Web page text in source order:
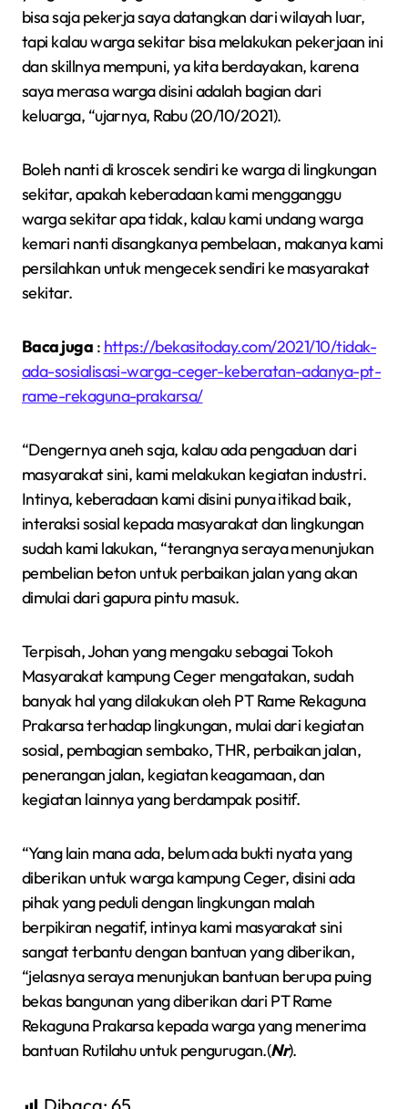
bisa saja pekerja saya datangkan dari wilayah luar,
tapi kalau warga sekitar bisa melakukan pekerjaan ini
dan skillnya mempuni, ya kita berdayakan, karena
saya merasa warga disini adalah bagian dari
keluarga, “ujarnya, Rabu (20/10/2021).
Boleh nanti di kroscek sendiri ke warga di lingkungan
sekitar, apakah keberadaan kami mengganggu
warga sekitar apa tidak, kalau kami undang warga
kemari nanti disangkanya pembelaan, makanya kami
persilahkan untuk mengecek sendiri ke masyarakat
sekitar.
Baca juga : https://bekasitoday.com/2021/10/tidak-
ada-sosialisasi-warga-ceger-keberatan-adanya-pt-
rame-rekaguna-prakarsa/
“Dengernya aneh saja, kalau ada pengaduan dari
masyarakat sini, kami melakukan kegiatan industri.
Intinya, keberadaan kami disini punya itikad baik,
interaksi sosial kepada masyarakat dan lingkungan
sudah kami lakukan, “terangnya seraya menunjukan
pembelian beton untuk perbaikan jalan yang akan
dimulai dari gapura pintu masuk.
Terpisah, Johan yang mengaku sebagai Tokoh
Masyarakat kampung Ceger mengatakan, sudah
banyak hal yang dilakukan oleh PT Rame Rekaguna
Prakarsa terhadap lingkungan, mulai dari kegiatan
sosial, pembagian sembako, THR, perbaikan jalan,
penerangan jalan, kegiatan keagamaan, dan
kegiatan lainnya yang berdampak positif.
“Yang lain mana ada, belum ada bukti nyata yang
diberikan untuk warga kampung Ceger, disini ada
pihak yang peduli dengan lingkungan malah
berpikiran negatif, intinya kami masyarakat sini
sangat terbantu dengan bantuan yang diberikan,
“jelasnya seraya menunjukan bantuan berupa puing
bekas bangunan yang diberikan dari PT Rame
Rekaguna Prakarsa kepada warga yang menerima
bantuan Rutilahu untuk pengurugan.(Nr).